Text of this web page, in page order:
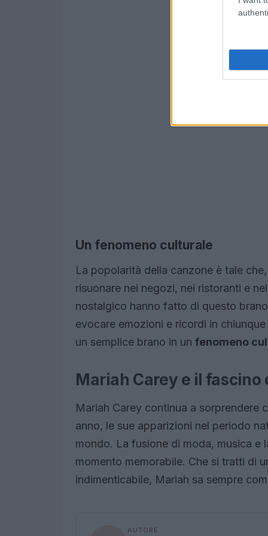
Un fenomeno culturale
La popolarità della canzone è tale
risuonare nei negozi, nei ristoranti e
nostalgico hanno fatto di questo
evocare emozioni e ricordi in
un semplice brano in un fenomeno
Mariah Carey e il fascino
Mariah Carey continua a sorprendere
anno, le sue apparizioni nel periodo
mondo. La fusione di moda, musica e
momento memorabile. Che si tratti di
indimenticabile, Mariah sa sempre
AUTORE